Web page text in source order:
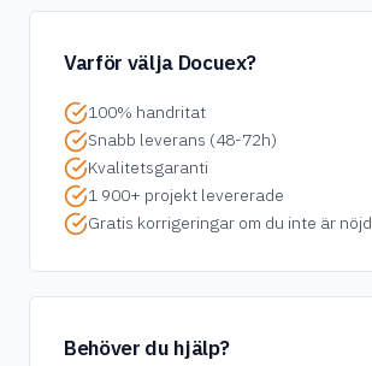
Varför välja Docuex?
100% handritat
Snabb leverans (48-72h)
Kvalitetsgaranti
1 900+ projekt levererade
Gratis korrigeringar om du inte är nöjd
Behöver du hjälp?